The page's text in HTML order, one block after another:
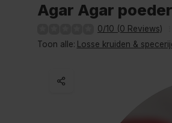
Agar Agar
0/10 (0 Reviews)
Toon alle: Losse kruiden &